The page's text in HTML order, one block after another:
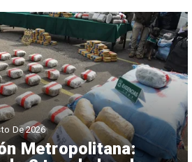
Metropolitana:
De 2026